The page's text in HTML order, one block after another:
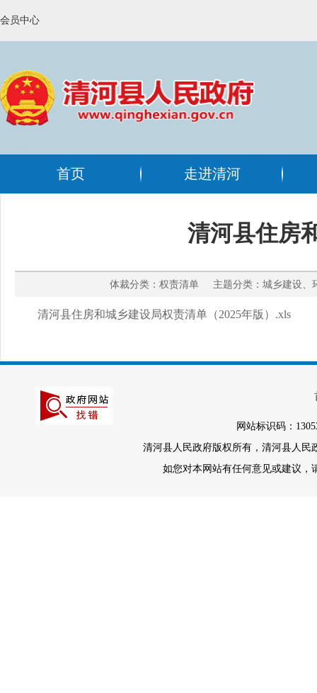
会员中心
首页 走进清河
清河县住房
体裁分类：权责清单 主题分类：城乡建
清河县住房和城乡建设局权责清单（2025年版）.xls
网站标识码：
清河县人民政府版权所有，清河县人
如您对本网站有任何意见或建议，